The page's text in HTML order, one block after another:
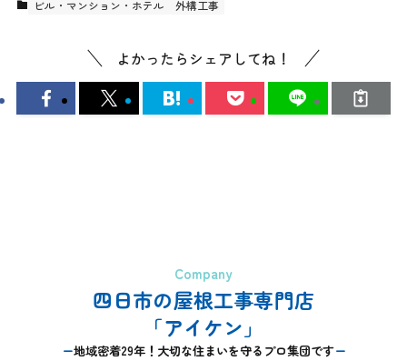
ビル・マンション・ホテル 外構工事
よかったらシェアしてね！
Company
四日市の屋根工事専門店
「アイケン」
地域密着29年！大切な住まいを守るプロ集団です